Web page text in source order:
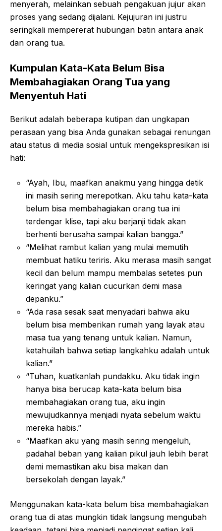
menyerah, melainkan sebuah pengakuan jujur akan
proses yang sedang dijalani. Kejujuran ini justru
seringkali mempererat hubungan batin antara anak
dan orang tua.
Kumpulan Kata-Kata Belum Bisa
Membahagiakan Orang Tua yang
Menyentuh Hati
Berikut adalah beberapa kutipan dan ungkapan
perasaan yang bisa Anda gunakan sebagai renungan
atau status di media sosial untuk mengekspresikan isi
hati:
“Ayah, Ibu, maafkan anakmu yang hingga detik
ini masih sering merepotkan. Aku tahu kata-kata
belum bisa membahagiakan orang tua ini
terdengar klise, tapi aku berjanji tidak akan
berhenti berusaha sampai kalian bangga.”
“Melihat rambut kalian yang mulai memutih
membuat hatiku teriris. Aku merasa masih sangat
kecil dan belum mampu membalas setetes pun
keringat yang kalian cucurkan demi masa
depanku.”
“Ada rasa sesak saat menyadari bahwa aku
belum bisa memberikan rumah yang layak atau
masa tua yang tenang untuk kalian. Namun,
ketahuilah bahwa setiap langkahku adalah untuk
kalian.”
“Tuhan, kuatkanlah pundakku. Aku tidak ingin
hanya bisa berucap kata-kata belum bisa
membahagiakan orang tua, aku ingin
mewujudkannya menjadi nyata sebelum waktu
mereka habis.”
“Maafkan aku yang masih sering mengeluh,
padahal beban yang kalian pikul jauh lebih berat
demi memastikan aku bisa makan dan
bersekolah dengan layak.”
Menggunakan kata-kata belum bisa membahagiakan
orang tua di atas mungkin tidak langsung mengubah